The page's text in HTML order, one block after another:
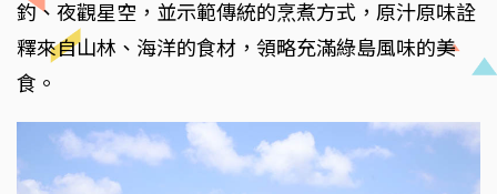
釣、夜觀星空，並示範傳統的烹煮方式，原汁原味詮
釋來自山林、海洋的食材，領略充滿綠島風味的美
食。